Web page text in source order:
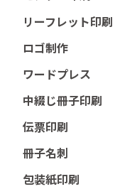
リーフレット印刷
ロゴ制作
ワードプレス
中綴じ冊子印刷
伝票印刷
冊子名刺
包装紙印刷